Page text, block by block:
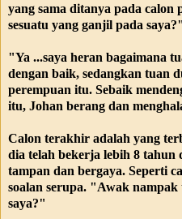
yang sama ditanya pada
sesuatu yang ganjil pada saya?"
"Ya ...saya heran bagaimana
dengan baik, sedangkan tuan
perempuan itu. Sebaik
itu, Johan berang dan
Calon terakhir adalah yang
dia telah bekerja lebih 8 tahun
tampan dan bergaya. Seperti
soalan serupa. "Awak nampak
saya?"